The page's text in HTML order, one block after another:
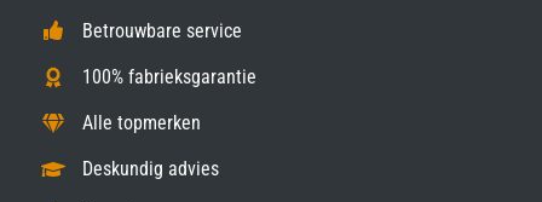
Betrouwbare service
100% fabrieksgarantie
Alle topmerken
Deskundig advies